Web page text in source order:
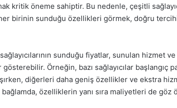
kritik öneme sahiptir. Bu nedenle, çeşitli
birinin sunduğu özellikleri görmek, doğru tercihi
sunduğu fiyatlar, sunulan hizmet
Örneğin, bazı sağlayıcılar başlangıç
diğerleri daha geniş özellikler ve ekstra
bağlamda, özelliklerin yanı sıra maliyetleri de